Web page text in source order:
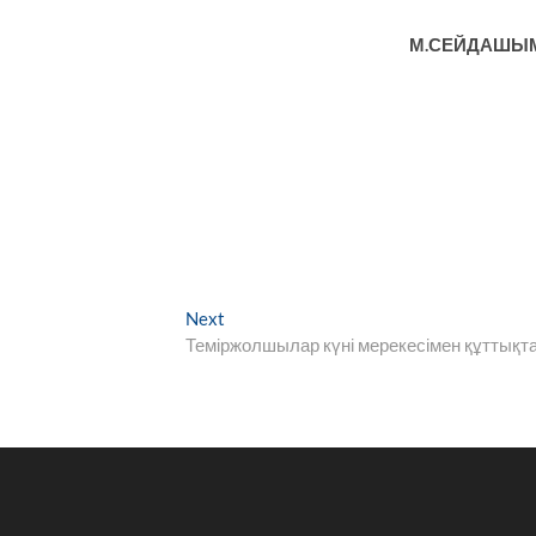
Next
post:
Теміржолшылар күні мерекесімен